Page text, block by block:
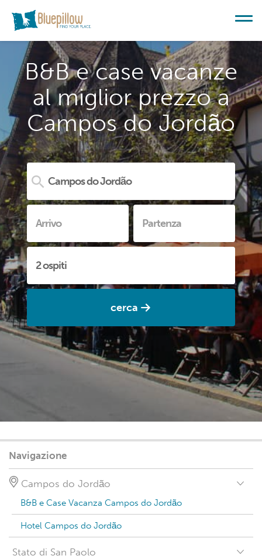
B&B e case vacanze
al miglior prezzo a
Campos do Jordão
cerca
Navigazione
Campos do Jordão
B&B e Case Vacanza Campos do Jordão
Hotel Campos do Jordão
Stato di San Paolo